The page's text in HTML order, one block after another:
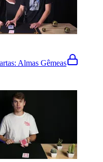
Almas Gêmeas